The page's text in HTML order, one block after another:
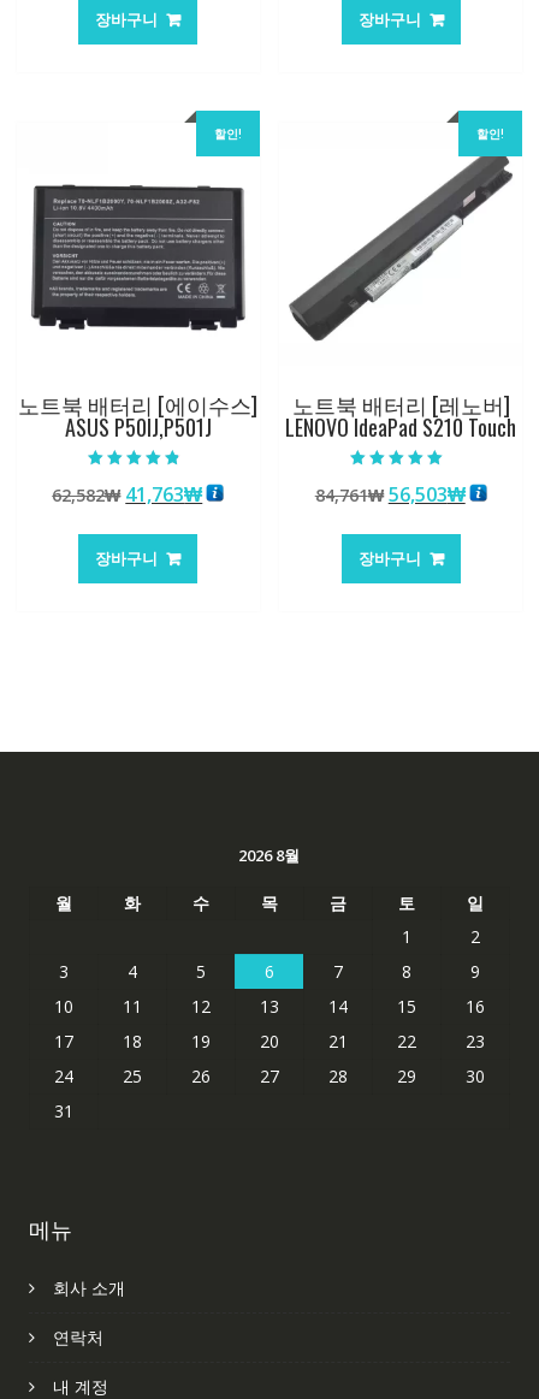
가
격:
장바구니
가
격:
장바구니
할인!
노트북 배터리 [에이수스]
ASUS P50IJ,P501J
4.50
로 평가됨
62,582₩ 원
가
격:
41,763₩현
장바구니
할인!
노트북 배터리 [레노버]
LENOVO IdeaPad S210 Touch
5.00
로 평가됨
84,761₩ 원
가
격:
56,503₩현
장바구니
2026 8월
월 화 수 목 금 토
일
1
2
3
4 5 6 7 8
9
10
11 12 13 14 15
16
17
18 19 20 21 22
23
24
25 26 27 28 29
30
31
메뉴
회사 소개
연락처
내 계정